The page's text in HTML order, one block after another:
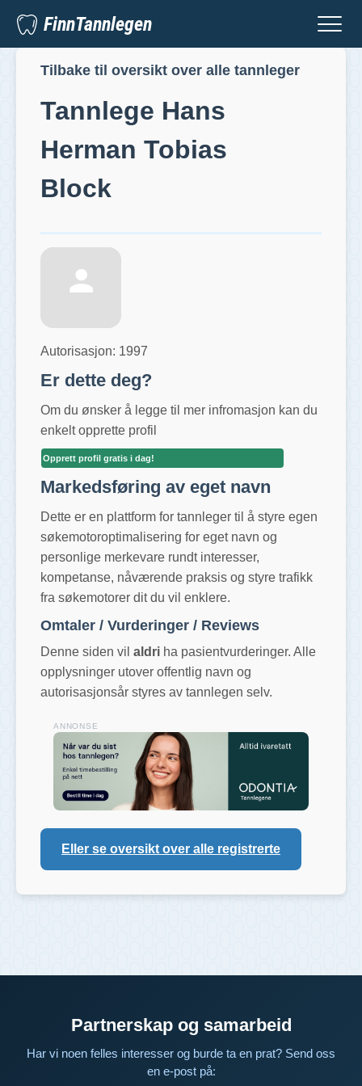
FinnTannlegen
Tilbake til oversikt over alle tannleger
Tannlege Hans
Herman Tobias
Block
Autorisasjon: 1997
Er dette deg?
Om du ønsker å legge til mer infromasjon kan du
enkelt opprette profil
Opprett profil gratis i dag!
Markedsføring av eget navn
Dette er en plattform for tannleger til å styre egen
søkemotoroptimalisering for eget navn og
personlige merkevare rundt interesser,
kompetanse, nåværende praksis og styre trafikk
fra søkemotorer dit du vil enklere.
Omtaler / Vurderinger / Reviews
Denne siden vil aldri ha pasientvurderinger. Alle
opplysninger utover offentlig navn og
autorisasjonsår styres av tannlegen selv.
ANNONSE
Eller se oversikt over alle registrerte
Partnerskap og samarbeid
Har vi noen felles interesser og burde ta en prat? Send oss
en e-post på: